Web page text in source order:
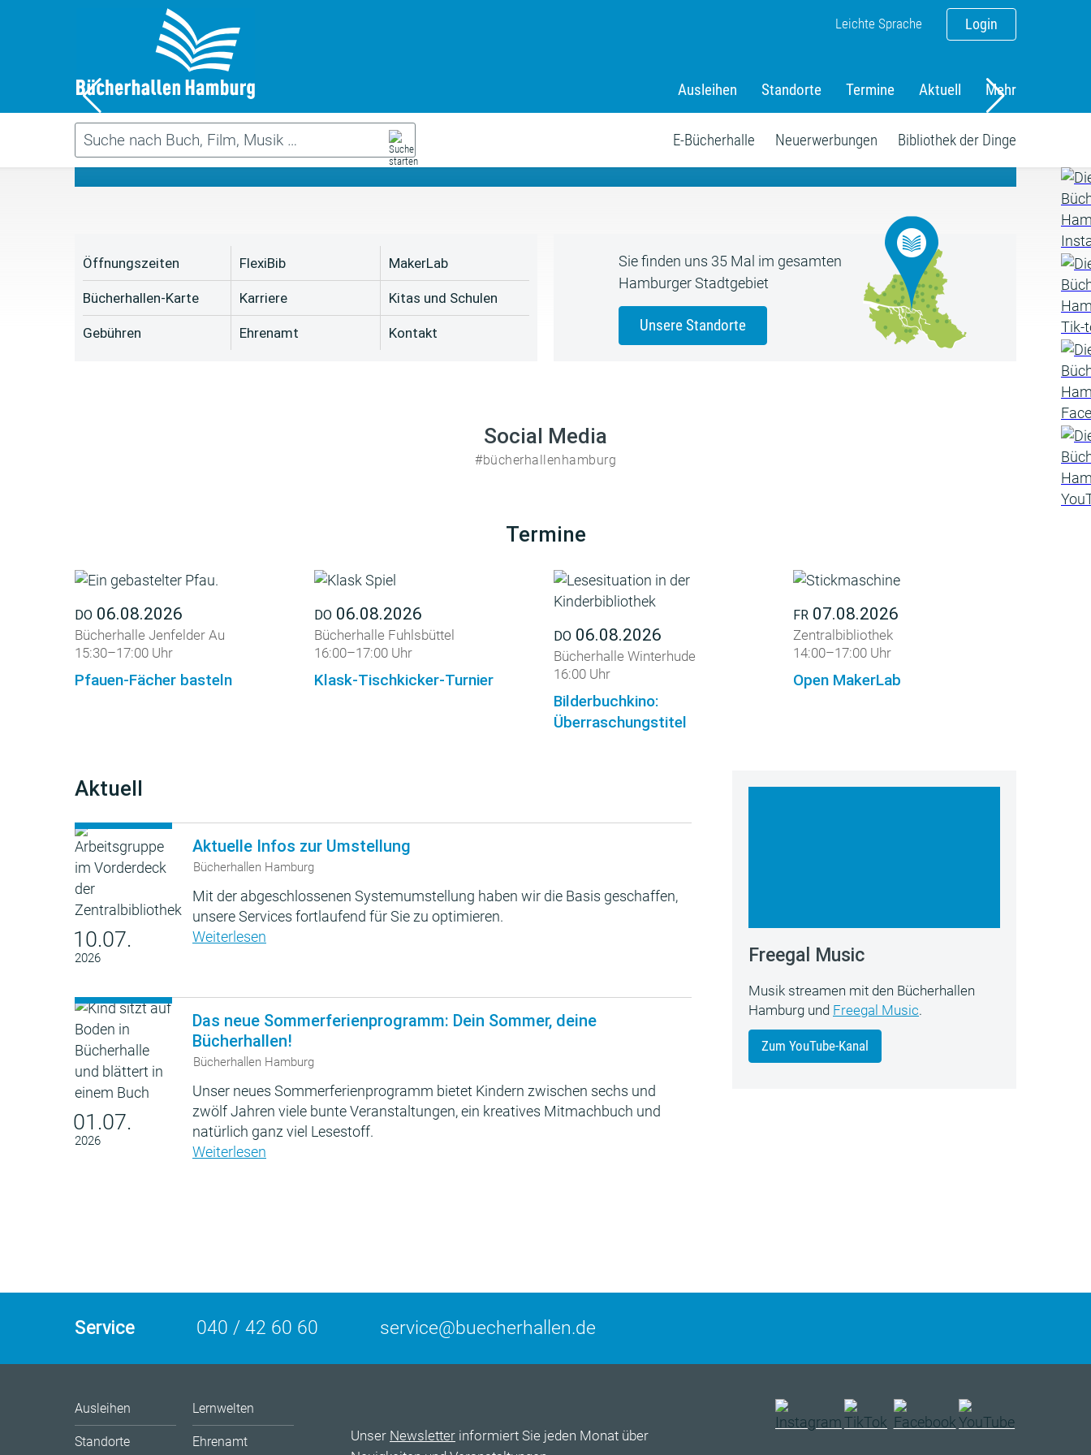
Login
Leichte Sprache
Ausleihen Standorte Termine Aktuell Mehr
E-Bücherhalle Neuerwerbungen Bibliothek der Dinge
Das neue Sommerferienprogramm
Öffnungszeiten
Bücherhallen-Karte
Gebühren
FlexiBib
Karriere
Ehrenamt
MakerLab
Kitas und Schulen
Kontakt
Sie finden uns 35 Mal im gesamten
Hamburger Stadtgebiet
Unsere Standorte
Social Media
#bücherhallenhamburg
Termine
DO 06.08.2026
Bücherhalle Jenfelder Au
15:30–17:00 Uhr
Pfauen-Fächer basteln
DO 06.08.2026
Bücherhalle Fuhlsbüttel
16:00–17:00 Uhr
Klask-Tischkicker-Turnier
DO 06.08.2026
Bücherhalle Winterhude
16:00 Uhr
Bilderbuchkino:
Überraschungstitel
FR 07.08.2026
Zentralbibliothek
14:00–17:00 Uhr
Open MakerLab
Aktuell
10.07.
2026
Aktuelle Infos zur Umstellung
Bücherhallen Hamburg
Mit der abgeschlossenen Systemumstellung haben wir die Basis geschaffen,
unsere Services fortlaufend für Sie zu optimieren.
Weiterlesen
01.07.
2026
Das neue Sommerferienprogramm: Dein Sommer, deine
Bücherhallen!
Bücherhallen Hamburg
Unser neues Sommerferienprogramm bietet Kindern zwischen sechs und
zwölf Jahren viele bunte Veranstaltungen, ein kreatives Mitmachbuch und
natürlich ganz viel Lesestoff.
Weiterlesen
Freegal Music
Musik streamen mit den Bücherhallen
Hamburg und Freegal Music.
Zum YouTube-Kanal
Service 040 / 42 60 60 service@buecherhallen.de
Ausleihen
Standorte
Lernwelten
Ehrenamt Unser Newsletter informiert Sie jeden Monat über